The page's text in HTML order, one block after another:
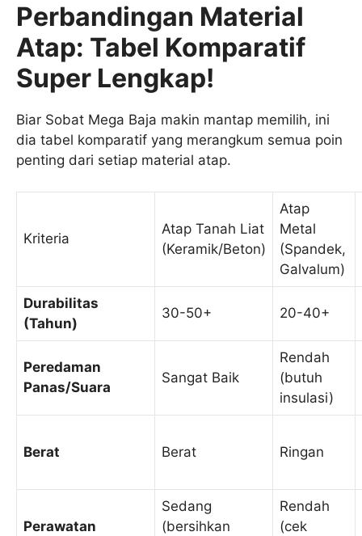
Perbandingan Material
Atap: Tabel Komparatif
Super Lengkap!
Biar Sobat Mega Baja makin mantap memilih, ini
dia tabel komparatif yang merangkum semua poin
penting dari setiap material atap.
Kriteria
Atap Tanah Liat
(Keramik/Beton)
Atap
Metal
(Spandek,
Galvalum)
Durabilitas
(Tahun)
30-50+ 20-40+
Peredaman
Panas/Suara
Sangat Baik
Rendah
(butuh
insulasi)
Berat Berat Ringan
Perawatan
Sedang
(bersihkan
Rendah
(cek